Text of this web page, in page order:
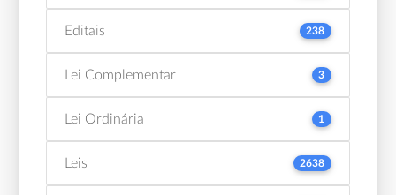
Editais 238
Lei Complementar 3
Lei Ordinária 1
Leis 2638